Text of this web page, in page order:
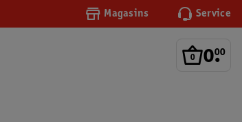
Magasins Service
0.
00